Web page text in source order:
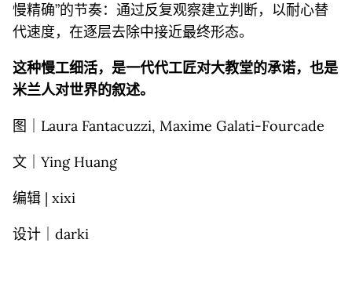
慢精确”的节奏：通过反复观察建立判断，以耐心替
代速度，在逐层去除中接近最终形态。
这种慢工细活，是一代代工匠对大教堂的承诺，也是
米兰人对世界的叙述。
图｜Laura Fantacuzzi, Maxime Galati-Fourcade
文｜Ying Huang
编辑 | xixi
设计｜darki